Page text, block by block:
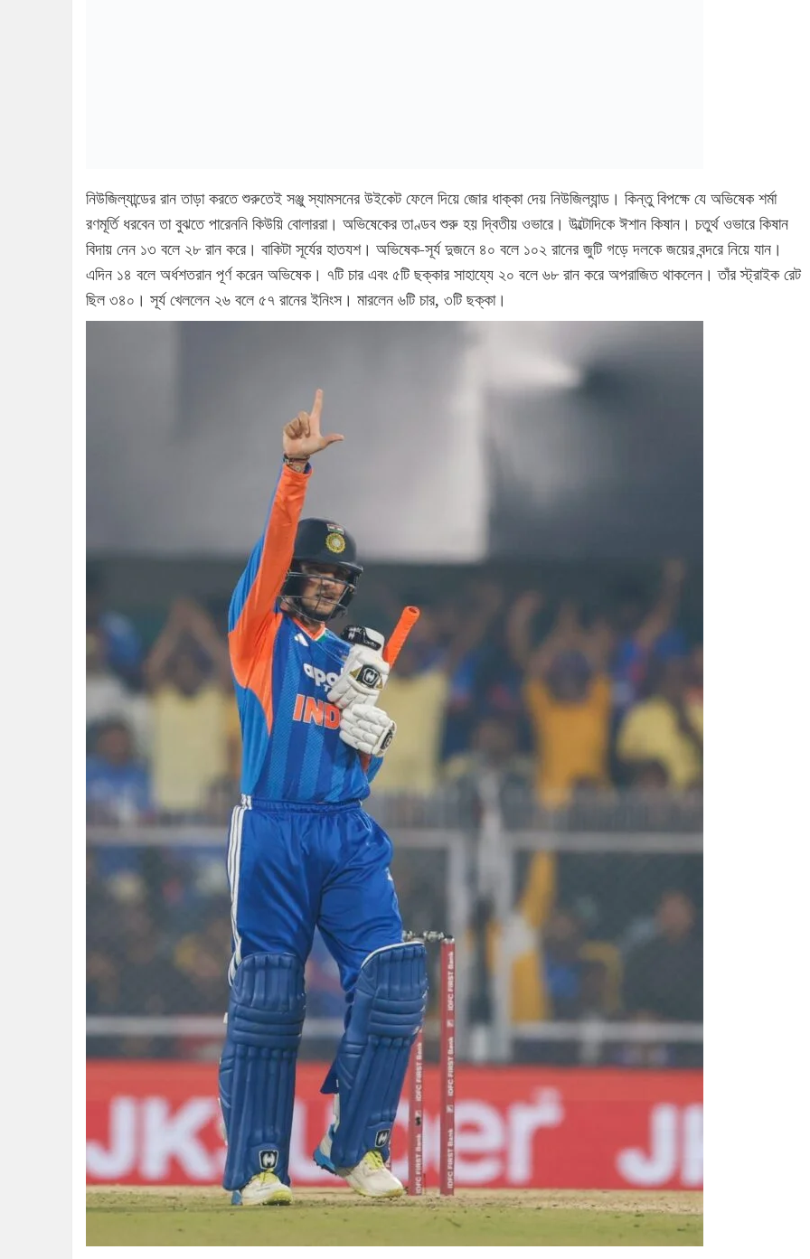
নিউজিল্যান্ডের রান তাড়া করতে শুরুতেই সঞ্জু স্যামসনের উইকেট ফেলে দিয়ে জোর ধাক্কা দেয় নিউজিল্যান্ড। কিন্তু বিপক্ষে যে অভিষেক শর্মা
রণমূর্তি ধরবেন তা বুঝতে পারেননি কিউয়ি বোলাররা। অভিষেকের তাণ্ডব শুরু হয় দ্বিতীয় ওভারে। উল্টোদিকে ঈশান কিষান। চতুর্থ ওভারে কিষান
বিদায় নেন ১৩ বলে ২৮ রান করে। বাকিটা সূর্যের হাতযশ। অভিষেক-সূর্য দুজনে ৪০ বলে ১০২ রানের জুটি গড়ে দলকে জয়ের বন্দরে নিয়ে যান।
এদিন ১৪ বলে অর্ধশতরান পূর্ণ করেন অভিষেক। ৭টি চার এবং ৫টি ছক্কার সাহায্যে ২০ বলে ৬৮ রান করে অপরাজিত থাকলেন। তাঁর স্ট্রাইক রেট
ছিল ৩৪০। সূর্য খেললেন ২৬ বলে ৫৭ রানের ইনিংস। মারলেন ৬টি চার, ৩টি ছক্কা।